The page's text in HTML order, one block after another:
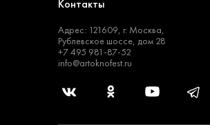
Контакты
Адрес: 121609, г. Москва,
Рублевское шоссе, дом 28
+7 495 981-87-52
info@artoknofest.ru